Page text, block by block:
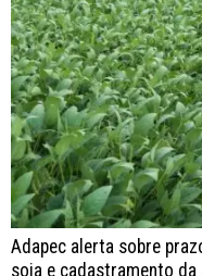
Adapec alerta sobre
soja e cadastramento